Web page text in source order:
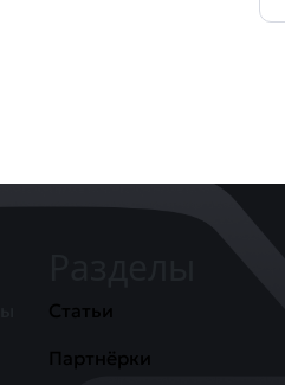
Статьи
Партнёрки